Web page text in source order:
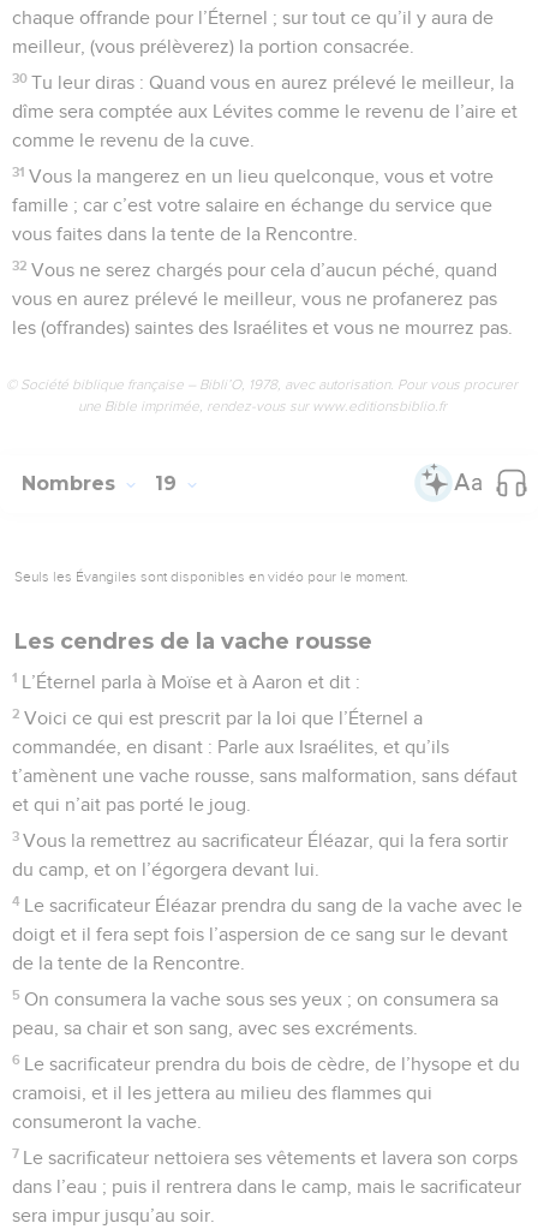
chaque offrande pour l’Éternel ; sur tout ce qu’il y aura de
meilleur, (vous prélèverez) la portion consacrée.
30 Tu leur diras : Quand vous en aurez prélevé le meilleur, la
dîme sera comptée aux Lévites comme le revenu de l’aire et
comme le revenu de la cuve.
31 Vous la mangerez en un lieu quelconque, vous et votre
famille ; car c’est votre salaire en échange du service que
vous faites dans la tente de la Rencontre.
32 Vous ne serez chargés pour cela d’aucun péché, quand
vous en aurez prélevé le meilleur, vous ne profanerez pas
les (offrandes) saintes des Israélites et vous ne mourrez pas.
© Société biblique française – Bibli’O, 1978, avec autorisation. Pour vous procurer
une Bible imprimée, rendez-vous sur www.editionsbiblio.fr
Nombres 19
Seuls les Évangiles sont disponibles en vidéo pour le moment.
Les cendres de la vache rousse
1 L’Éternel parla à Moïse et à Aaron et dit :
2 Voici ce qui est prescrit par la loi que l’Éternel a
commandée, en disant : Parle aux Israélites, et qu’ils
t’amènent une vache rousse, sans malformation, sans défaut
et qui n’ait pas porté le joug.
3 Vous la remettrez au sacrificateur Éléazar, qui la fera sortir
du camp, et on l’égorgera devant lui.
4 Le sacrificateur Éléazar prendra du sang de la vache avec le
doigt et il fera sept fois l’aspersion de ce sang sur le devant
de la tente de la Rencontre.
5 On consumera la vache sous ses yeux ; on consumera sa
peau, sa chair et son sang, avec ses excréments.
6 Le sacrificateur prendra du bois de cèdre, de l’hysope et du
cramoisi, et il les jettera au milieu des flammes qui
consumeront la vache.
7 Le sacrificateur nettoiera ses vêtements et lavera son corps
dans l’eau ; puis il rentrera dans le camp, mais le sacrificateur
sera impur jusqu’au soir.